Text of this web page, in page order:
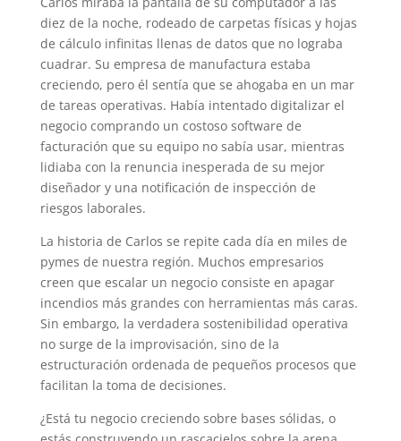
diez de la noche, rodeado de carpetas físicas y hojas
de cálculo infinitas llenas de datos que no lograba
cuadrar. Su empresa de manufactura estaba
creciendo, pero él sentía que se ahogaba en un mar
de tareas operativas. Había intentado digitalizar el
negocio comprando un costoso software de
facturación que su equipo no sabía usar, mientras
lidiaba con la renuncia inesperada de su mejor
diseñador y una notificación de inspección de
riesgos laborales.
La historia de Carlos se repite cada día en miles de
pymes de nuestra región. Muchos empresarios
creen que escalar un negocio consiste en apagar
incendios más grandes con herramientas más caras.
Sin embargo, la verdadera sostenibilidad operativa
no surge de la improvisación, sino de la
estructuración ordenada de pequeños procesos que
facilitan la toma de decisiones.
¿Está tu negocio creciendo sobre bases sólidas, o